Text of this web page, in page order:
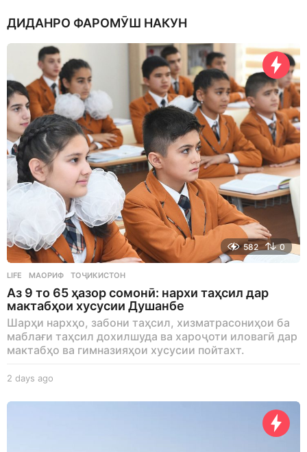
y
a
g
o
ДИДАНРО ФАРОМӮШ НАКУН
582 0
LIFE МАОРИФ ,ТОҶИКИСТОН
Аз 9 то 65 ҳазор сомонӣ: нархи таҳсил дар
мактабҳои хусусии Душанбе
Шарҳи нархҳо, забони таҳсил, хизматрасониҳои ба
маблағи таҳсил дохилшуда ва хароҷоти иловагӣ дар
мактабҳо ва гимназияҳои хусусии пойтахт.
2 days ago
a